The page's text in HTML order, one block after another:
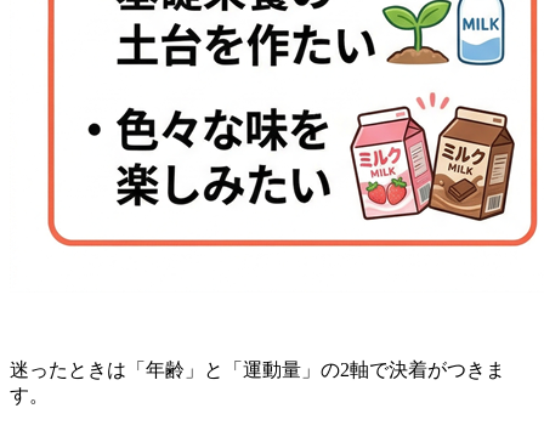
迷ったときは「年齢」と「運動量」の2軸で決着がつきま
す。